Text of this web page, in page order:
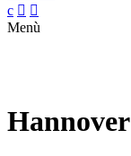
c  
Menù